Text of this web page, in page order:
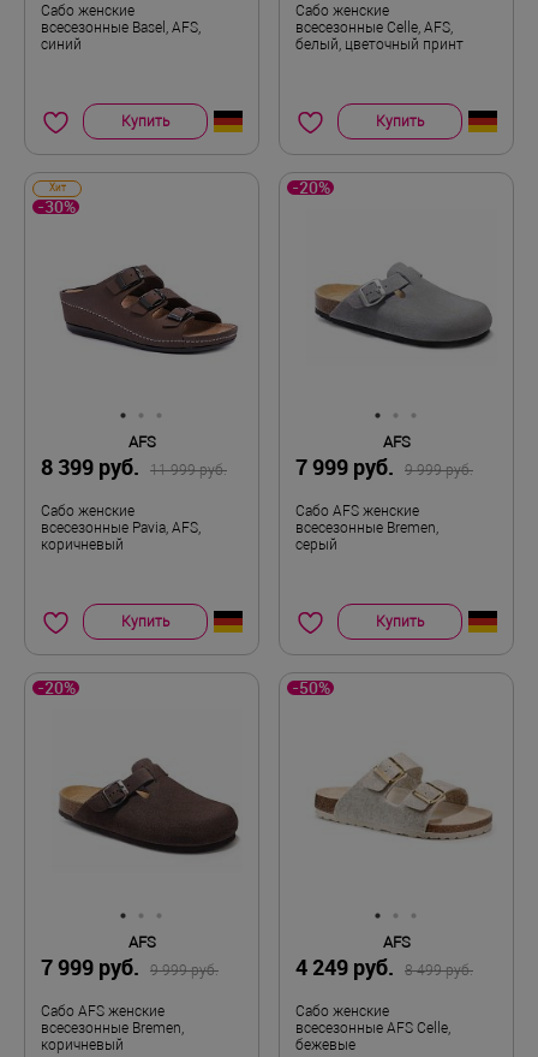
Сабо женские
всесезонные Basel, AFS,
синий
Купить
Сабо женские
всесезонные Celle, AFS,
белый, цветочный принт
Купить
Хит
-30%
AFS
8 399 руб. 11 999 руб.
Сабо женские
всесезонные Pavia, AFS,
коричневый
Купить
-20%
AFS
7 999 руб. 9 999 руб.
Сабо AFS женские
всесезонные Bremen,
серый
Купить
-20%
AFS
7 999 руб. 9 999 руб.
Сабо AFS женские
всесезонные Bremen,
коричневый
-50%
AFS
4 249 руб. 8 499 руб.
Сабо женские
всесезонные AFS Celle,
бежевые